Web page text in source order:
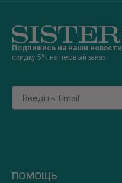
Подпишись на наши новости
скидку 5% на первый заказ
Email
ПОМОЩЬ